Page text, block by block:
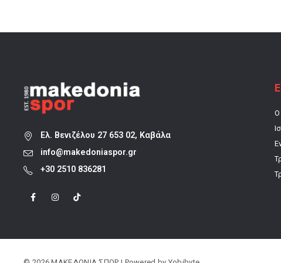
Ελ. Βενιζέλου 27 653 02, Καβάλα
info@makedoniaspor.gr
+30 2510 836281
Ο